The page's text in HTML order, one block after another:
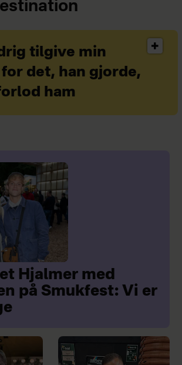
tilgive min
det, han gjorde,
ham
Hjalmer med
på Smukfest: Vi er